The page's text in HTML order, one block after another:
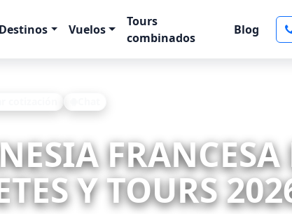
Destinos Vuelos
Tours
combinados
Blog
FRANCESA
Y TOURS